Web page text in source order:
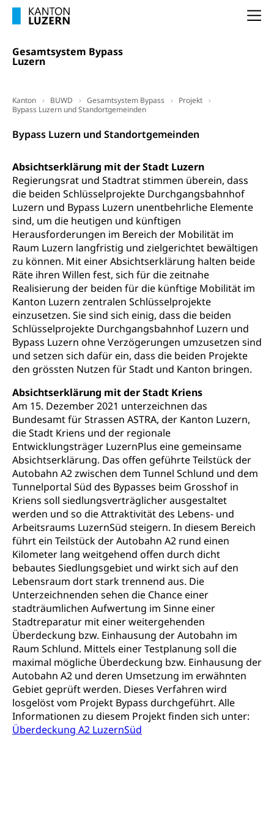
Gesamtsystem Bypass
Luzern
Kanton BUWD Gesamtsystem Bypass
Projekt
Bypass Luzern und Standortgemeinden
Bypass Luzern und Standortgemeinden
Absichtserklärung mit der Stadt Luzern
Regierungsrat und Stadtrat stimmen überein, dass
die beiden Schlüsselprojekte Durchgangsbahnhof
Luzern und Bypass Luzern unentbehrliche Elemente
sind, um die heutigen und künftigen
Herausforderungen im Bereich der Mobilität im
Raum Luzern langfristig und zielgerichtet bewältigen
zu können. Mit einer Absichtserklärung halten beide
Räte ihren Willen fest, sich für die zeitnahe
Realisierung der beiden für die künftige Mobilität im
Kanton Luzern zentralen Schlüsselprojekte
einzusetzen. Sie sind sich einig, dass die beiden
Schlüsselprojekte Durchgangsbahnhof Luzern und
Bypass Luzern ohne Verzögerungen umzusetzen sind
und setzen sich dafür ein, dass die beiden Projekte
den grössten Nutzen für Stadt und Kanton bringen.
Absichtserklärung mit der Stadt Kriens
Am 15. Dezember 2021 unterzeichnen das
Bundesamt für Strassen ASTRA, der Kanton Luzern,
die Stadt Kriens und der regionale
Entwicklungsträger LuzernPlus eine gemeinsame
Absichtserklärung. Das offen geführte Teilstück der
Autobahn A2 zwischen dem Tunnel Schlund und dem
Tunnelportal Süd des Bypasses beim Grosshof in
Kriens soll siedlungsverträglicher ausgestaltet
werden und so die Attraktivität des Lebens- und
Arbeitsraums LuzernSüd steigern. In diesem Bereich
führt ein Teilstück der Autobahn A2 rund einen
Kilometer lang weitgehend offen durch dicht
bebautes Siedlungsgebiet und wirkt sich auf den
Lebensraum dort stark trennend aus. Die
Unterzeichnenden sehen die Chance einer
stadträumlichen Aufwertung im Sinne einer
Stadtreparatur mit einer weitergehenden
Überdeckung bzw. Einhausung der Autobahn im
Raum Schlund. Mittels einer Testplanung soll die
maximal mögliche Überdeckung bzw. Einhausung der
Autobahn A2 und deren Umsetzung im erwähnten
Gebiet geprüft werden. Dieses Verfahren wird
losgelöst vom Projekt Bypass durchgeführt. Alle
Informationen zu diesem Projekt finden sich unter:
Überdeckung A2 LuzernSüd
Studienberatung, Beratung und Unterstützung,
Berufsabschluss für Erwachsene
Erwachsenenmatura
Bildungsgutscheine Grundkompetenzen
Fachperson Betreuung (verkürzte
Fachperson Gesundheit (verkürzte
Allgemeinbildung für Erwachsene
Berufsberatung (berufsberatung.ch)
Grundkompetenzen (einfach-besser.ch)
Bildung & Berufsabschluss für Erwachsene
Lehre nach dem Gymnasium
Höhere Berufsbildung
Berufsabschluss für Erwachsene
Höhere Bildung (hflu.ch)
Beratung & Unterstützung
Neuorientierung
Berufliche Grundbildung
Lehre, Berufsfachschule, Lehrbetrieb, Lehrvertrag,
Lehrstellensuche, Berufsmaturität,
Brückenangebote, Zugewanderte & Arbeitsmarkt,
Integrationsvorlehre INVOL Zentralschweiz
Fremdsprachen in der Berufslehre –
MobiLingua
Informationen für Lernende und Gesetzliche
Vertreter
Informationen für zugewanderte Personen
Schnupperlehre & Lehrstellensuche
Beruf & Weiterbildung (beruf.lu.ch)
Berufslehre (beruf.lu.ch)
Fachstelle Berufsbildung
BIZ Beratungs- und Informationszentrum
Berufsmaturität
Zentrum für Brückenangebote
Studium, Hochschulstudium, tertiäre Bildung
Campus Horw
Campus Horw (HSLU)
Fachstelle Hochschulbildung
Hochschulen
Hochschule Luzern HSLU
Pädagogische Hochschule Luzern, PH Luzern
Höhere Fachschule Luzern HFLU
Mittelschulen
Gymnasium, Handelsmittelschule, Sekundarstufe II,
Kantonsschule, Fachmittelschule, Fachmatura,
Fachklasse Grafik Luzern, Berufsmatura,
Informatikmittelschule, Fachmittelschulzentrum
FMS, Fachmittelschulen, Vollzeitschulen mit
Berufsmatura BM, Aufnahmebedingungen FMS und
Vollzeitschulen mit BM
Berufsbildung / Mittelschulen (gruezi.lu.ch)
Fachklasse Grafik (fachklassegrafik.ch)
Fach- & Wirtschafts-Mittelschulzentrum FMZ
Gymnasialbildung, Kantonsschulen
Gymnasien & Fachmittelschulen (beruf.lu.ch)
Studienwahl- und Studienbearatung
Fachklasse Grafik
Gesundheitsmittelschule
Informatikmittelschule
Wirtschaftsmittelschule
FMS und Vollzeitschulen mit BM
Obligatorische Schulzeit
Schulpflicht, Schulobligatorium, Primarschule,
Sekundarschule, Schulferien, Tagesschule,
Schulergänzende Betreuung, Logopädie,
Psychomotorik, Schulpsychologie, Schulsozialarbeit,
Kantonale Sportcamps
Primarschule
Sekundarschule
Schulpflicht
Kindergarten & Basisstufe
Förderangebote
Sonderschulung
Musikschulen
Schulferien
Früherziehung
Schuldienste
Betreuungsangebote
Schulliste
Heilpädagogische Schulen
Freiwilliger Schulsport
Stipendien und Darlehen
Studienbeihilfe, Stipendien, Ausbildungsdarlehen
Stipendien Universität Luzern unilu
Finanzielle Unterstützung für Ausbildung
Pflege HF oder Studium Pflege FH
Fachstelle Stipendien (beruf.lu.ch)
Studienbeiträge Höhere Berufsbildung
Finanzielle Unterstützung Pädagogische
Hochschule PHLU
Stipendien Hochschule Luzern hslu
Universität
Technische Hochschule, Studium,
Hochschulstudium, Universitätsstudium,
universitäre Ausbildung, akademische Ausbildung,
Hochschulbildung, Hochschule, universitäre
Hochschule, Bachelor, Master, Doktorat,
Weiterbildung, Forschung, Entwicklung,
Dienstleistungen, Hochschule Luzern,
Fachhochschule Zentralschweiz, HSLU,
Pädagogische Hochschule Luzern, PH Luzern, UniLU,
swissuniversities (Dachorganisation der Schweizer
Hochschulen)
swissuniversities
Universität Luzern
Fachstelle Hochschulbildung
Vorschule
Kindergarten, Kinderkrippe, Krippe, Kinderhort,
Kindertagesstätte, Spielgruppe, Tagesmutter,
Freiwilliges Kindergarten Jahr
Kinderbetreuung
Freiwilliges Kindergarten Jahr
Frühe Sprachförderung
Gesundheit und Soziales